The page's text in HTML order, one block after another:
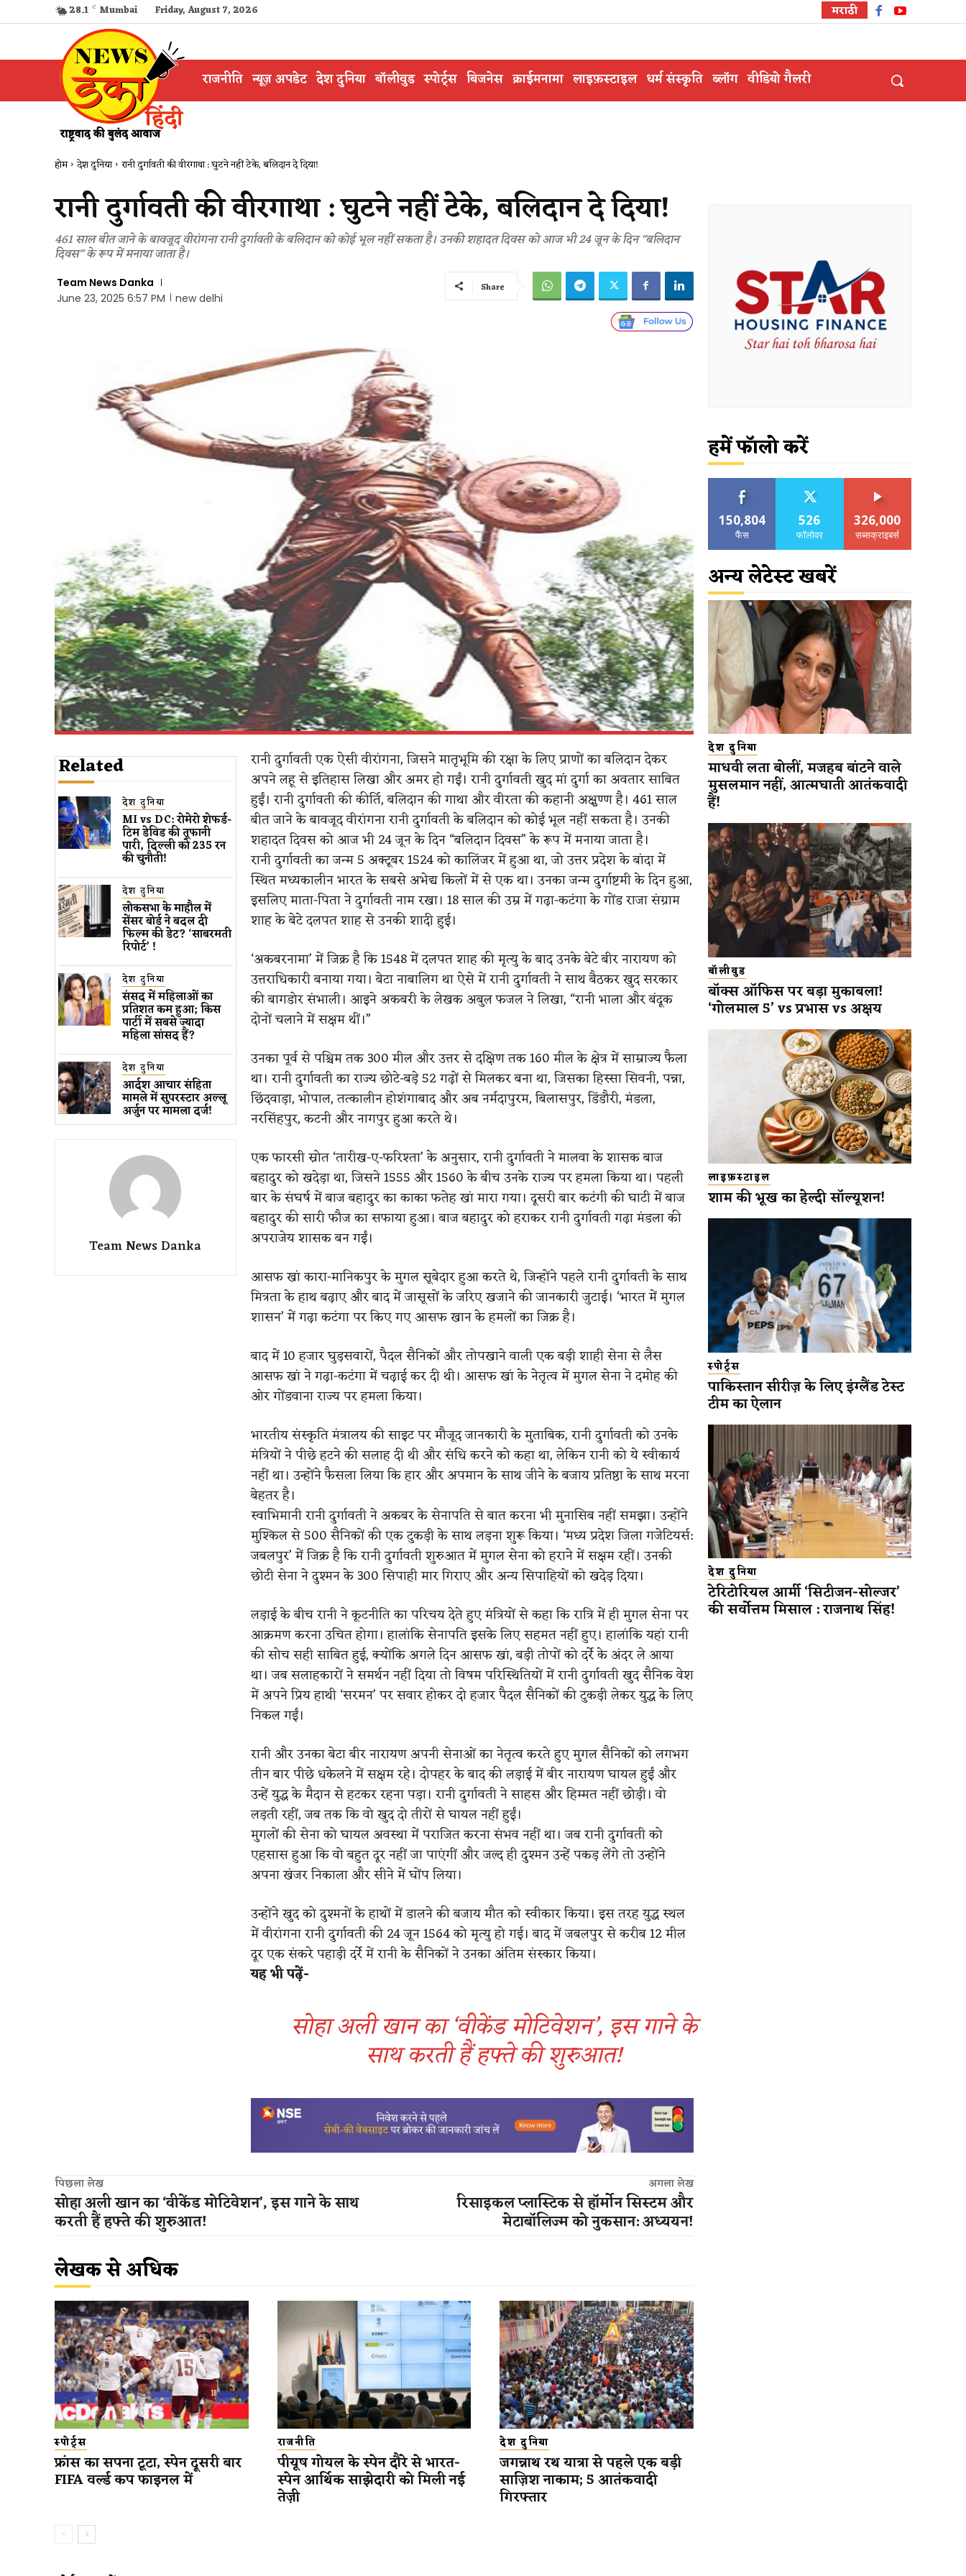
28.1 C Mumbai Friday, August 7, 2026 मराठी
राजनीति न्यूज़ अपडेट देश दुनिया बॉलीवुड स्पोर्ट्स बिजनेस क्राईमनामा लाइफ़स्टाइल धर्म संस्कृति ब्लॉग वीडियो गैलरी
होम देश दुनिया रानी दुर्गावती की वीरगाथा : घुटने नहीं टेके, बलिदान दे दिया!
रानी दुर्गावती की वीरगाथा : घुटने नहीं टेके, बलिदान दे दिया!
461 साल बीत जाने के बावजूद वीरांगना रानी दुर्गावती के बलिदान को कोई भूल नहीं सकता है। उनकी शहादत दिवस को आज भी 24 जून के दिन "बलिदान
दिवस" ​​के रूप में मनाया जाता है।
Team News Danka
June 23, 2025 6:57 PM
new delhi
Share
Related
देश दुनिया
MI vs DC: रोमेरो शेफर्ड-
टिम डेविड की तूफानी
पारी, दिल्ली को 235 रन
की चुनौती!
देश दुनिया
लोकसभा के माहौल में
सेंसर बोर्ड ने बदल दी
फिल्म की डेट? ‘साबरमती
रिपोर्ट’ !
देश दुनिया
संसद में महिलाओं का
प्रतिशत कम ​हुआ​; किस
पार्टी में सबसे ज्यादा
महिला सांसद हैं?
देश दुनिया
आर्दश आचार संहिता
मामले में सुपरस्टार अल्लू
अर्जुन पर मामला दर्ज!
Team News Danka
रानी दुर्गावती एक ऐसी वीरांगना, जिसने मातृभूमि की रक्षा के लिए प्राणों का बलिदान देकर
अपने लहू से इतिहास लिखा और अमर हो गईं। रानी दुर्गावती खुद मां दुर्गा का अवतार साबित
हुईं। रानी दुर्गावती की कीर्ति, बलिदान की गाथा और वीरता की कहानी अक्षुण्ण है। 461 साल
बीत जाने के बावजूद वीरांगना रानी दुर्गावती के बलिदान को कोई भूल नहीं सकता है। उनकी
शहादत दिवस को आज भी 24 जून के दिन “बलिदान दिवस” ​​के रूप में मनाया जाता है।
रानी दुर्गावती का जन्म 5 अक्टूबर 1524 को कालिंजर में हुआ था, जो उत्तर प्रदेश के बांदा में
स्थित मध्यकालीन भारत के सबसे अभेद्य किलों में से एक था। उनका जन्म दुर्गाष्टमी के दिन हुआ,
इसलिए माता-पिता ने दुर्गावती नाम रखा। 18 साल की उम्र में गढ़ा-कटंगा के गोंड राजा संग्राम
शाह के बेटे दलपत शाह से उनकी शादी हुई।
‘अकबरनामा’ में जिक्र है कि 1548 में दलपत शाह की मृत्यु के बाद उनके बेटे बीर नारायण को
उत्तराधिकारी बनाया गया। बेटा नाबालिग था ऐसे में रानी दुर्गावती ने साथ बैठकर खुद सरकार
की बागडोर संभाली। आइने अकबरी के लेखक अबुल फजल ने लिखा, “रानी भाला और बंदूक
दोनों चलाने में सक्षम थीं।”
उनका पूर्व से पश्चिम तक 300 मील और उत्तर से दक्षिण तक 160 मील के क्षेत्र में साम्राज्य फैला
था। रानी दुर्गावती का राज्य छोटे-बड़े 52 गढ़ों से मिलकर बना था, जिसका हिस्सा सिवनी, पन्ना,
छिंदवाड़ा, भोपाल, तत्कालीन होशंगाबाद और अब नर्मदापुरम, बिलासपुर, डिंडौरी, मंडला,
नरसिंहपुर, कटनी और नागपुर हुआ करते थे।
एक फारसी स्रोत ‘तारीख-ए-फरिश्ता’ के अनुसार, रानी दुर्गावती ने मालवा के शासक बाज
बहादुर को खदेड़ा था, जिसने 1555 और 1560 के बीच उनके राज्य पर हमला किया था। पहली
बार के संघर्ष में बाज बहादुर का काका फतेह खां मारा गया। दूसरी बार कटंगी की घाटी में बाज
बहादुर की सारी फौज का सफाया हुआ। बाज बहादुर को हराकर रानी दुर्गावती गढ़ा मंडला की
अपराजेय शासक बन गईं।
आसफ खां कारा-मानिकपुर के मुगल सूबेदार हुआ करते थे, जिन्होंने पहले रानी दुर्गावती के साथ
मित्रता के हाथ बढ़ाए और बाद में जासूसों के जरिए खजाने की जानकारी जुटाई। ‘भारत में मुगल
शासन’ में गढ़ा कटंगा पर किए गए आसफ खान के हमलों का जिक्र है।
बाद में 10 हजार घुड़सवारों, पैदल सैनिकों और तोपखाने वाली एक बड़ी शाही सेना से लैस
आसफ खां ने गढ़ा-कटंगा में चढ़ाई कर दी थी। आसफ खां के नेतृत्व में मुगल सेना ने दमोह की
ओर गोंडवाना राज्य पर हमला किया।
भारतीय संस्कृति मंत्रालय की साइट पर मौजूद जानकारी के मुताबिक, रानी दुर्गावती को उनके
मंत्रियों ने पीछे हटने की सलाह दी थी और संधि करने को कहा था, लेकिन रानी को ये स्वीकार्य
नहीं था। उन्होंने फैसला लिया कि हार और अपमान के साथ जीने के बजाय प्रतिष्ठा के साथ मरना
बेहतर है।
स्वाभिमानी रानी दुर्गावती ने अकबर के सेनापति से बात करना भी मुनासिब नहीं समझा। उन्होंने
मुश्किल से 500 सैनिकों की एक टुकड़ी के साथ लड़ना शुरू किया। ‘मध्य प्रदेश जिला गजेटियर्स:
जबलपुर’ में जिक्र है कि रानी दुर्गावती शुरुआत में मुगल सेना को हराने में सक्षम रहीं। उनकी
छोटी सेना ने दुश्मन के 300 सिपाही मार गिराए और अन्य सिपाहियों को खदेड़ दिया।
लड़ाई के बीच रानी ने कूटनीति का परिचय देते हुए मंत्रियों से कहा कि रात्रि में ही मुगल सेना पर
आक्रमण करना उचित होगा। हालांकि सेनापति इसके लिए सहमत नहीं हुए। हालांकि यहां रानी
की सोच सही साबित हुई, क्योंकि अगले दिन आसफ खां, बड़ी तोपों को दर्रे के अंदर ले आया
था। जब सलाहकारों ने समर्थन नहीं दिया तो विषम परिस्थितियों में रानी दुर्गावती खुद सैनिक वेश
में अपने प्रिय हाथी ‘सरमन’ पर सवार होकर दो हजार पैदल सैनिकों की टुकड़ी लेकर युद्ध के लिए
निकल गईं।
रानी और उनका बेटा बीर नारायण अपनी सेनाओं का नेतृत्व करते हुए मुगल सैनिकों को लगभग
तीन बार पीछे धकेलने में सक्षम रहे। दोपहर के बाद की लड़ाई में बीर नारायण घायल हुईं और
उन्हें युद्ध के मैदान से हटकर रहना पड़ा। रानी दुर्गावती ने साहस और हिम्मत नहीं छोड़ी। वो
लड़ती रहीं, जब तक कि वो खुद दो तीरों से घायल नहीं हुईं।
मुगलों की सेना को घायल अवस्था में पराजित करना संभव नहीं था। जब रानी दुर्गावती को
एहसास हुआ कि वो बहुत दूर नहीं जा पाएंगीं और जल्द ही दुश्मन उन्हें पकड़ लेंगे तो उन्होंने
अपना खंजर निकाला और सीने में घोंप लिया।
उन्होंने खुद को दुश्मनों के हाथों में डालने की बजाय मौत को स्वीकार किया। इस तरह युद्ध स्थल
में वीरांगना रानी दुर्गावती की 24 जून 1564 को मृत्यु हो गई। बाद में जबलपुर से करीब 12 मील
दूर एक संकरे पहाड़ी दर्रे में रानी के सैनिकों ने उनका अंतिम संस्कार किया।
यह भी पढ़ें-
सोहा अली खान का ‘वीकेंड मोटिवेशन’, इस गाने के
साथ करती हैं हफ्ते की शुरुआत!
पिछला लेख
सोहा अली खान का ‘वीकेंड मोटिवेशन’, इस गाने के साथ
करती हैं हफ्ते की शुरुआत!
अगला लेख
रिसाइकल प्लास्टिक से हॉर्मोन सिस्टम और
मेटाबॉलिज्म को नुकसान: अध्ययन!
लेखक से अधिक
स्पोर्ट्स
फ्रांस का सपना टूटा, स्पेन दूसरी बार
FIFA वर्ल्ड कप फाइनल में
राजनीति
पीयूष गोयल के स्पेन दौरे से भारत-
स्पेन आर्थिक साझेदारी को मिली नई
तेज़ी
देश दुनिया
जगन्नाथ रथ यात्रा से पहले एक बड़ी
साज़िश नाकाम; 5 आतंकवादी
गिरफ्तार
हमें फॉलो करें
150,804
फैंस
526
फॉलोवर
326,000
सब्सक्राइबर्स
अन्य लेटेस्ट खबरें
देश दुनिया
माधवी लता बोलीं, मजहब बांटने वाले
मुसलमान नहीं, आत्मघाती आतंकवादी
हैं!
बॉलीवुड
बॉक्स ऑफिस पर बड़ा मुकाबला!
‘गोलमाल 5’ vs प्रभास vs अक्षय
लाइफ़स्टाइल
शाम की भूख का हेल्दी सॉल्यूशन!
स्पोर्ट्स
पाकिस्तान सीरीज़ के लिए इंग्लैंड टेस्ट
टीम का ऐलान
देश दुनिया
टेरिटोरियल आर्मी ‘सिटीजन-सोल्जर’
की सर्वोत्तम मिसाल : राजनाथ सिंह!